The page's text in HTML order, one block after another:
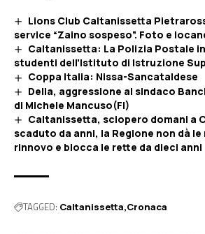
Lions Club Caltanissetta
service “Zaino sospeso”. Foto e
Caltanissetta: La Polizia Postale
studenti dell’Istituto di Istruzione
Coppa Italia: Nissa-Sancataldese
Delia, aggressione al sindaco
di Michele Mancuso(FI)
Caltanissetta, sciopero domani a
scaduto da anni, la Regione non dà le
rinnovo e blocca le rette da dieci anni
TAGGED: Caltanissetta Cronaca